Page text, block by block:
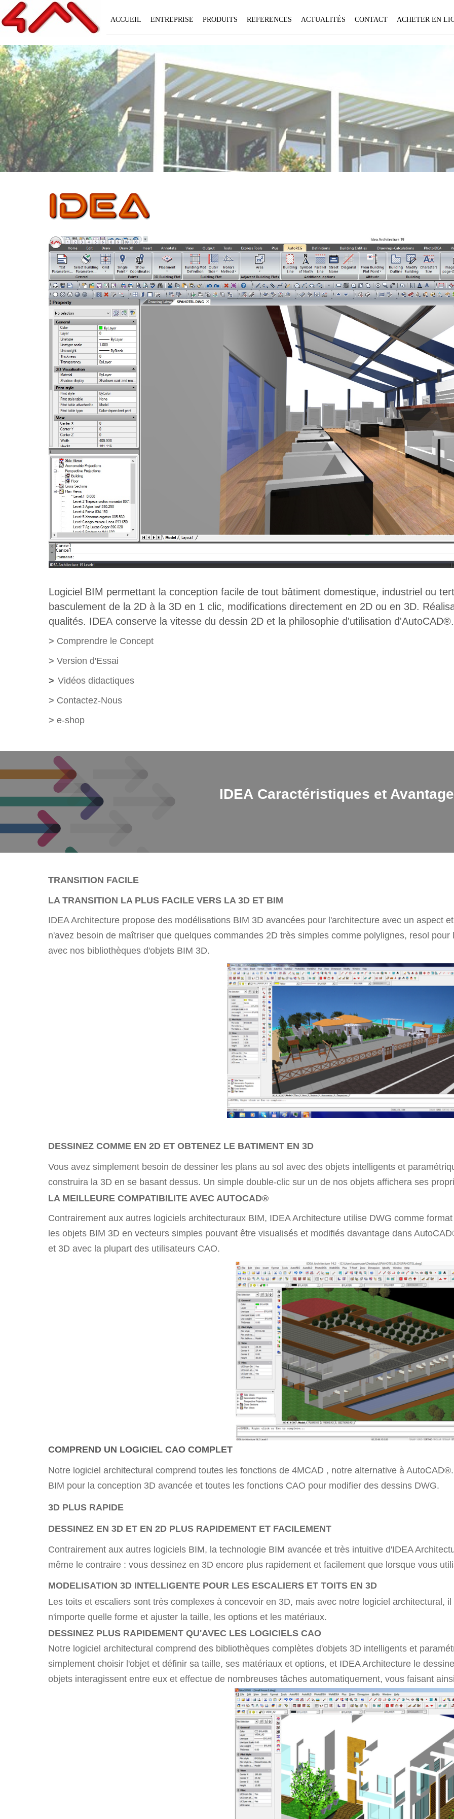
ACCUEIL ENTREPRISE PRODUITS REFERENCES ACTUALITÉS CONTACT ACHETER EN
Logiciel BIM permettant la conception facile de tout bâtiment domestique, industriel ou
basculement de la 2D à la 3D en 1 clic, modifications directement en 2D ou en 3D.
qualités. IDEA conserve la vitesse du dessin 2D et la philosophie d'utilisation d'AutoCAD®.
> Comprendre le Concept
> Version d'Essai
> Vidéos didactiques
> Contactez-Nous
> e-shop
IDEA Caractéristiques et
TRANSITION FACILE
LA TRANSITION LA PLUS FACILE VERS LA 3D ET BIM
IDEA Architecture propose des modélisations BIM 3D avancées pour l'architecture avec un aspect
n'avez besoin de maîtriser que quelques commandes 2D très simples comme polylignes, resol
avec nos bibliothèques d'objets BIM 3D.
DESSINEZ COMME EN 2D ET OBTENEZ LE BATIMENT EN 3D
Vous avez simplement besoin de dessiner les plans au sol avec des objets intelligents et
construira la 3D en se basant dessus. Un simple double-clic sur un de nos objets affichera ses
LA MEILLEURE COMPATIBILITE AVEC AUTOCAD®
Contrairement aux autres logiciels architecturaux BIM, IDEA Architecture utilise DWG comme
les objets BIM 3D en vecteurs simples pouvant être visualisés et modifiés davantage dans
et 3D avec la plupart des utilisateurs CAO.
COMPREND UN LOGICIEL CAO COMPLET
Notre logiciel architectural comprend toutes les fonctions de 4MCAD , notre alternative à
BIM pour la conception 3D avancée et toutes les fonctions CAO pour modifier des dessins DWG.
3D PLUS RAPIDE
DESSINEZ EN 3D ET EN 2D PLUS RAPIDEMENT ET FACILEMENT
Contrairement aux autres logiciels BIM, la technologie BIM avancée et très intuitive d'IDEA
même le contraire : vous dessinez en 3D encore plus rapidement et facilement que lorsque vous
MODELISATION 3D INTELLIGENTE POUR LES ESCALIERS ET TOITS EN 3D
Les toits et escaliers sont très complexes à concevoir en 3D, mais avec notre logiciel architectural,
n'importe quelle forme et ajuster la taille, les options et les matériaux.
DESSINEZ PLUS RAPIDEMENT QU'AVEC LES LOGICIELS CAO
Notre logiciel architectural comprend des bibliothèques complètes d'objets 3D intelligents et
simplement choisir l'objet et définir sa taille, ses matériaux et options, et IDEA Architecture le
objets interagissent entre eux et effectue de nombreuses tâches automatiquement, vous faisant